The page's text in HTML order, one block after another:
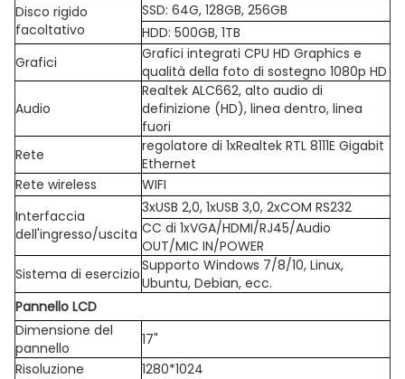
Disco rigido
facoltativo
SSD: 64G, 128GB, 256GB
HDD: 500GB, 1TB
Grafici
Grafici integrati CPU HD Graphics e
qualità della foto di sostegno 1080p HD
Audio
Realtek ALC662, alto audio di
definizione (HD), linea dentro, linea
fuori
Rete
regolatore di 1xRealtek RTL 8111E Gigabit
Ethernet
Rete wireless
WIFI
Interfaccia
dell'ingresso/uscita
3xUSB 2,0, 1xUSB 3,0, 2xCOM RS232
CC di 1xVGA/HDMI/RJ45/Audio
OUT/MIC IN/POWER
Sistema di esercizioSupporto Windows 7/8/10, Linux,
Ubuntu, Debian, ecc.
Pannello LCD
Dimensione del
pannello
17"
Risoluzione
1280*1024